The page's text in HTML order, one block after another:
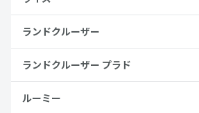
ランドクルーザー
ランドクルーザー プラド
ルーミー